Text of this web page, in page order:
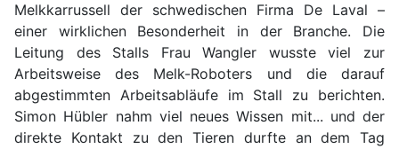
Melkkarrussell der schwedischen Firma De Laval –
einer wirklichen Besonderheit in der Branche. Die
Leitung des Stalls Frau Wangler wusste viel zur
Arbeitsweise des Melk-Roboters und die darauf
abgestimmten Arbeitsabläufe im Stall zu berichten.
Simon Hübler nahm viel neues Wissen mit... und der
direkte Kontakt zu den Tieren durfte an dem Tag